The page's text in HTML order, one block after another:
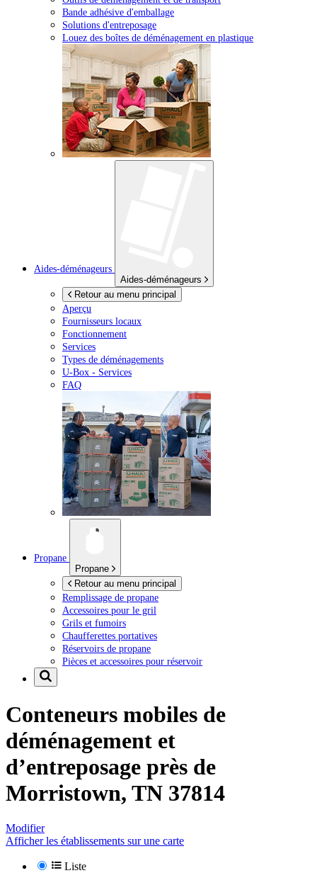
Bande adhésive d'emballage
Solutions d'entreposage
Louez des boîtes de déménagement en plastique
Aides-déménageurs
Aides-déménageurs
Retour au menu principal
Aperçu
Fournisseurs locaux
Fonctionnement
Services
Types de déménagements
U-Box - Services
FAQ
Propane
Propane
Retour au menu principal
Remplissage de propane
Accessoires pour le gril
Grils et fumoirs
Chaufferettes portatives
Réservoirs de propane
Pièces et accessoires pour réservoir
Conteneurs mobiles de
déménagement et
d’entreposage près de
Morristown, TN 37814
Modifier
Afficher les établissements sur une carte
Liste